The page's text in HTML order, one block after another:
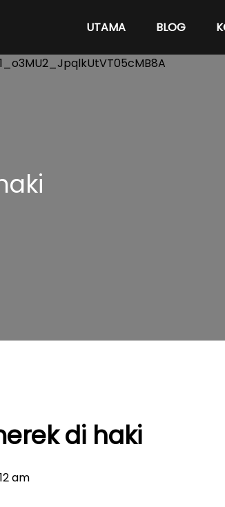
UTAMA BLOG
di haki
am